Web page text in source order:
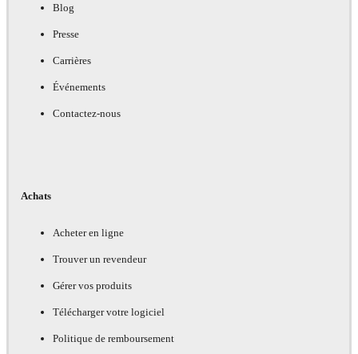
Blog
Presse
Carrières
Événements
Contactez-nous
Achats
Acheter en ligne
Trouver un revendeur
Gérer vos produits
Télécharger votre logiciel
Politique de remboursement